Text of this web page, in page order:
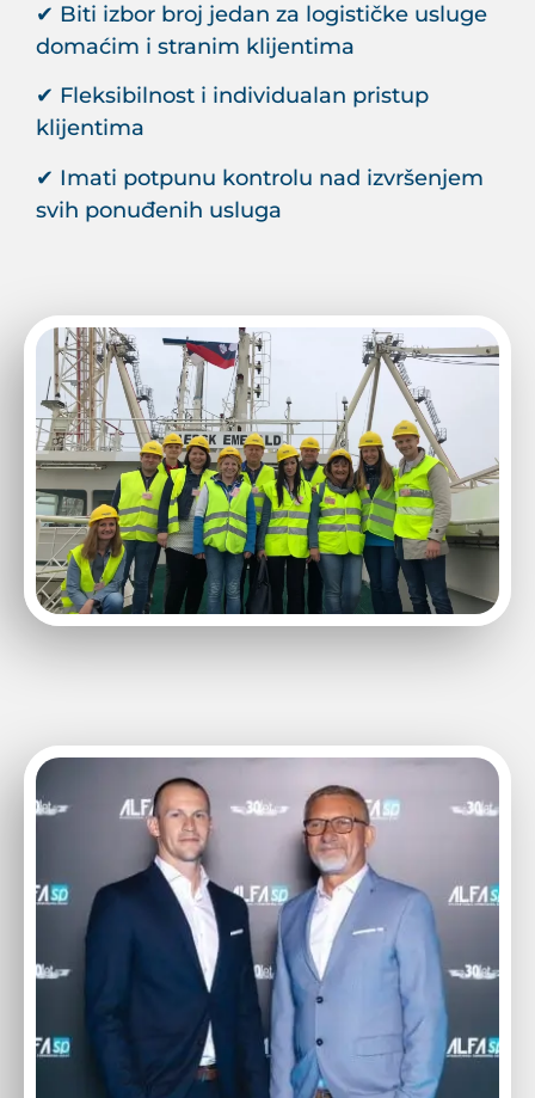
✔ Biti izbor broj jedan za logističke usluge
domaćim i stranim klijentima
✔ Fleksibilnost i individualan pristup
klijentima
✔ Imati potpunu kontrolu nad izvršenjem
svih ponuđenih usluga